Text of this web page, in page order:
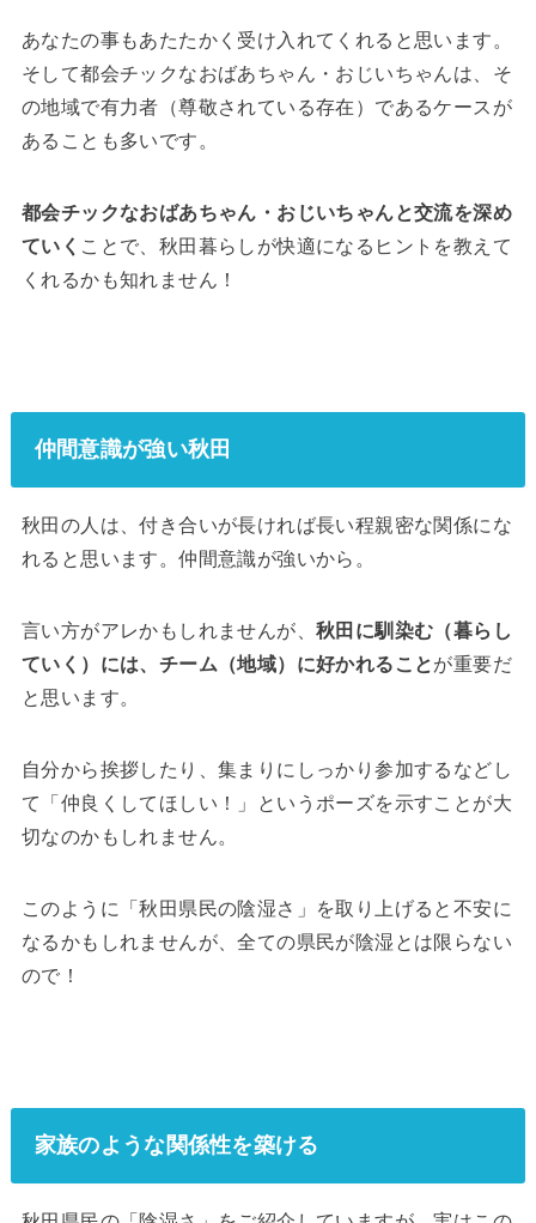
あなたの事もあたたかく受け入れてくれると思います。
そして都会チックなおばあちゃん・おじいちゃんは、そ
の地域で有力者（尊敬されている存在）であるケースが
あることも多いです。
都会チックなおばあちゃん・おじいちゃんと交流を深め
ていく ことで、秋田暮らしが快適になるヒントを教えて
くれるかも知れません！
仲間意識が強い秋田
秋田の人は、付き合いが長ければ長い程親密な関係にな
れると思います。仲間意識が強いから。
言い方がアレかもしれませんが、 秋田に馴染む（暮らし
ていく）には、チーム（地域）に好かれることが重要だ
と思います。
自分から挨拶したり、集まりにしっかり参加するなどし
て「仲良くしてほしい！」というポーズを示すことが大
切なのかもしれません。
このように「秋田県民の陰湿さ」を取り上げると不安に
なるかもしれませんが、全ての県民が陰湿とは限らない
ので！
家族のような関係性を築ける